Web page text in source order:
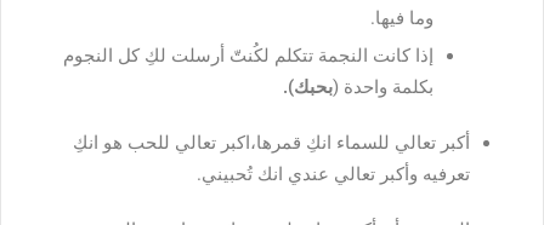
وما فيها.
إذا كانت النجمة تتكلم لكُنتّ أرسلت لكِ كل النجوم
بكلمة واحدة (بحبك).
أكبر تعالي للسماء انكِ قمرها،اكبر تعالي للحب هو انكِ
تعرفيه وأكبر تعالي عندي انك تُحبيني.